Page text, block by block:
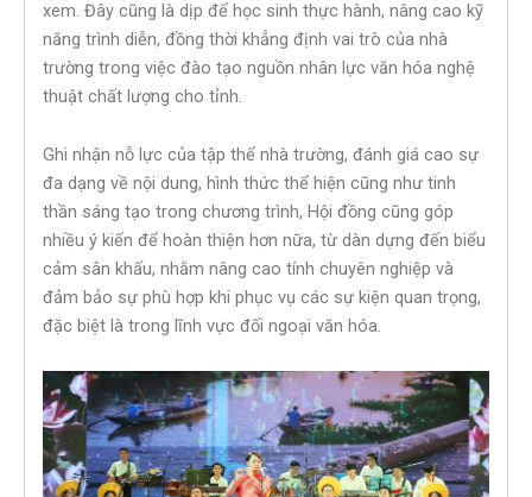
xem. Đây cũng là dịp để học sinh thực hành, nâng cao kỹ
năng trình diễn, đồng thời khẳng định vai trò của nhà
trường trong việc đào tạo nguồn nhân lực văn hóa nghệ
thuật chất lượng cho tỉnh.
Ghi nhận nỗ lực của tập thể nhà trường, đánh giá cao sự
đa dạng về nội dung, hình thức thể hiện cũng như tinh
thần sáng tạo trong chương trình, Hội đồng cũng góp
nhiều ý kiến để hoàn thiện hơn nữa, từ dàn dựng đến biểu
cảm sân khấu, nhằm nâng cao tính chuyên nghiệp và
đảm bảo sự phù hợp khi phục vụ các sự kiện quan trọng,
đặc biệt là trong lĩnh vực đối ngoại văn hóa.